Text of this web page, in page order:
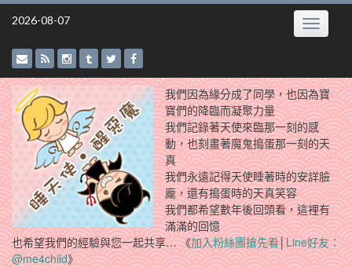
Skip
2026-08-07 Toggle
我們因為緣分成了同學，也因為寶
寶們的降臨而凝聚力量
我們記錄著天使來臨那一刻的感
動，也刻畫著魔鬼搗蛋那一刻的天
真
我們永遠記得天使睡著時的安詳臉
龐，還有搗蛋時的天真笑容
我們都希望數年後回頭看，這裡有
滿滿的回憶
也希望我們的經驗與您一起共享… 《加入粉絲團搶先看│Line好友：
@me4child》